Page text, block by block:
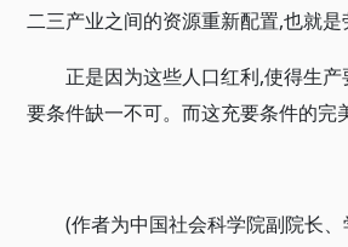
二三产业之间的资源重新配置,也就是
正是因为这些人口红利,使得生
要条件缺一不可。而这充要条件的完
(作者为中国社会科学院副院长